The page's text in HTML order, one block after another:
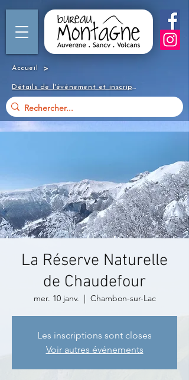
Accueil >
Détails de l'événement et inscription
La Réserve Naturelle
de Chaudefour
mer. 10 janv.
  |
Chambon-sur-Lac
Les inscriptions sont closes
Voir autres événements